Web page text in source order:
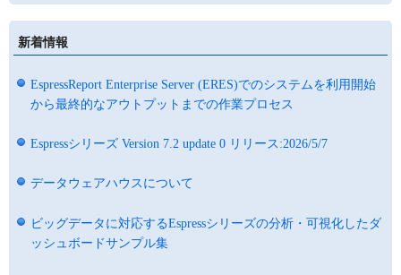
新着情報
EspressReport Enterprise Server (ERES)でのシステムを利用開始
から最終的なアウトプットまでの作業プロセス
Espressシリーズ Version 7.2 update 0 リリース:2026/5/7
データウェアハウスについて
ビッグデータに対応するEspressシリーズの分析・可視化したダ
ッシュボードサンプル集